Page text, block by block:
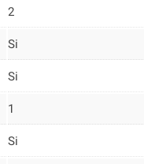
2
Si
Si
1
Si